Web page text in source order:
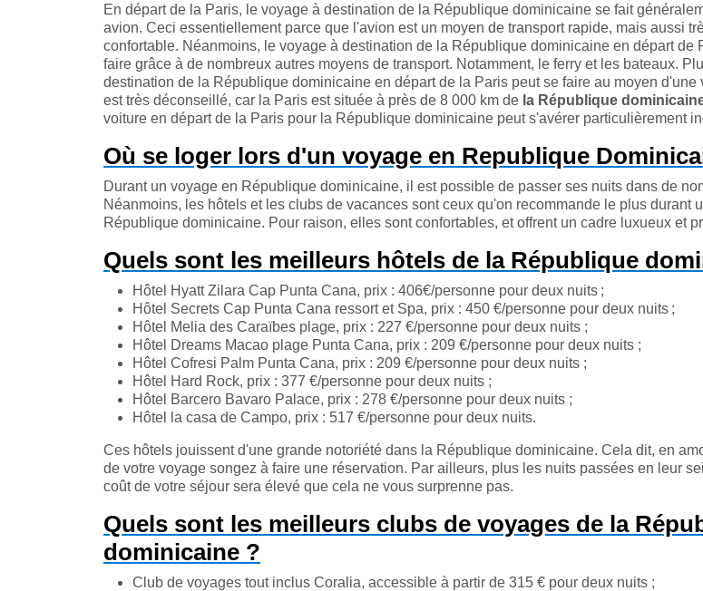
En départ de la Paris, le voyage à destination de la République dominicaine se fait
avion. Ceci essentiellement parce que l'avion est un moyen de transport rapide, mais aussi
confortable. Néanmoins, le voyage à destination de la République dominicaine en départ de
faire grâce à de nombreux autres moyens de transport. Notamment, le ferry et les bateaux.
destination de la République dominicaine en départ de la Paris peut se faire au moyen d'une
est très déconseillé, car la Paris est située à près de 8 000 km de la République
voiture en départ de la Paris pour la République dominicaine peut s'avérer particulièrement
Où se loger lors d'un voyage en Republique
Durant un voyage en République dominicaine, il est possible de passer ses nuits dans de
Néanmoins, les hôtels et les clubs de vacances sont ceux qu'on recommande le plus durant
République dominicaine. Pour raison, elles sont confortables, et offrent un cadre luxueux et
Quels sont les meilleurs hôtels de la République
Hôtel Hyatt Zilara Cap Punta Cana, prix : 406€/personne pour deux nuits ;
Hôtel Secrets Cap Punta Cana ressort et Spa, prix : 450 €/personne pour deux nuits ;
Hôtel Melia des Caraïbes plage, prix : 227 €/personne pour deux nuits ;
Hôtel Dreams Macao plage Punta Cana, prix : 209 €/personne pour deux nuits ;
Hôtel Cofresi Palm Punta Cana, prix : 209 €/personne pour deux nuits ;
Hôtel Hard Rock, prix : 377 €/personne pour deux nuits ;
Hôtel Barcero Bavaro Palace, prix : 278 €/personne pour deux nuits ;
Hôtel la casa de Campo, prix : 517 €/personne pour deux nuits.
Ces hôtels jouissent d'une grande notoriété dans la République dominicaine. Cela dit, en
de votre voyage songez à faire une réservation. Par ailleurs, plus les nuits passées en leur
coût de votre séjour sera élevé que cela ne vous surprenne pas.
Quels sont les meilleurs clubs de voyages de la
dominicaine ?
Club de voyages tout inclus Coralia, accessible à partir de 315 € pour deux nuits ;